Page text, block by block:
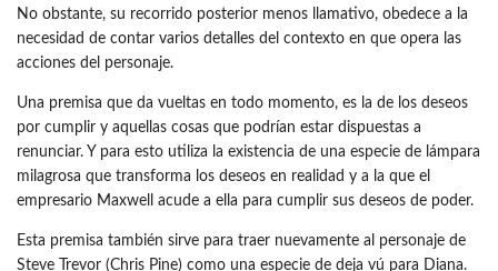
No obstante, su recorrido posterior menos llamativo, obedece a la
necesidad de contar varios detalles del contexto en que opera las
acciones del personaje.
Una premisa que da vueltas en todo momento, es la de los deseos
por cumplir y aquellas cosas que podrían estar dispuestas a
renunciar. Y para esto utiliza la existencia de una especie de lámpara
milagrosa que transforma los deseos en realidad y a la que el
empresario Maxwell acude a ella para cumplir sus deseos de poder.
Esta premisa también sirve para traer nuevamente al personaje de
Steve Trevor (Chris Pine) como una especie de deja vú para Diana.